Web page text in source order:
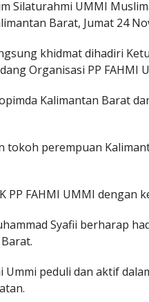
Silaturahmi UMMI
Barat, Jumat 24
khidmat dihadiri
Organisasi PP FAHMI
Kalimantan Barat
tokoh perempuan
PP FAHMI UMMI dengan
Syafii berharap
Ummi peduli dan aktif